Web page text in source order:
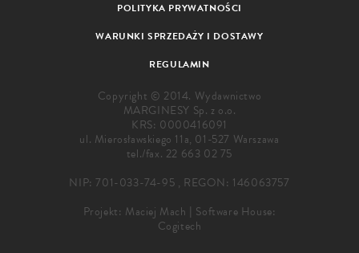
POLITYKA PRYWATNOŚCI
WARUNKI SPRZEDAŻY I DOSTAWY
REGULAMIN
Copyright © 2014. Wydawnictwo
MARGINESY Sp. z o.o.
KRS: 0000416091
ul. Mierosławskiego 11a, 01-527 Warszawa
tel./fax. 22 663 02 75
NIP: 701-033-74-95 , REGON: 146063757
Projekt: Maciej Mach | Software House:
Cogitech